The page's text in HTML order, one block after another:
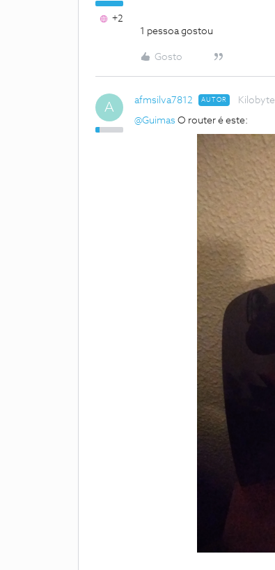
+2
1 pessoa gostou
Gosto
A afmsilva7812 AUTOR Kilobyte
@Guimas O router é este: